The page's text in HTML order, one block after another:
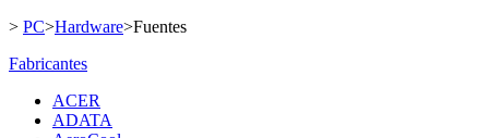
> PC>Hardware>Fuentes
Fabricantes
ACER
ADATA